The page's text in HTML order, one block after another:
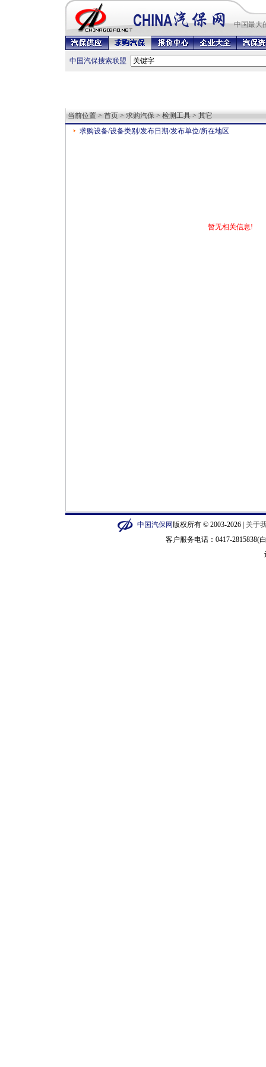
中国最大
中国汽保搜索联盟
当前位置 > 首页 > 求购汽保 > 检测工具 > 其它
求购设备/设备类别/发布日期/发布单位/所在地区
暂无相关信息!
中国汽保网版权所有 © 2003-2026 | 关于
客户服务电话：0417-